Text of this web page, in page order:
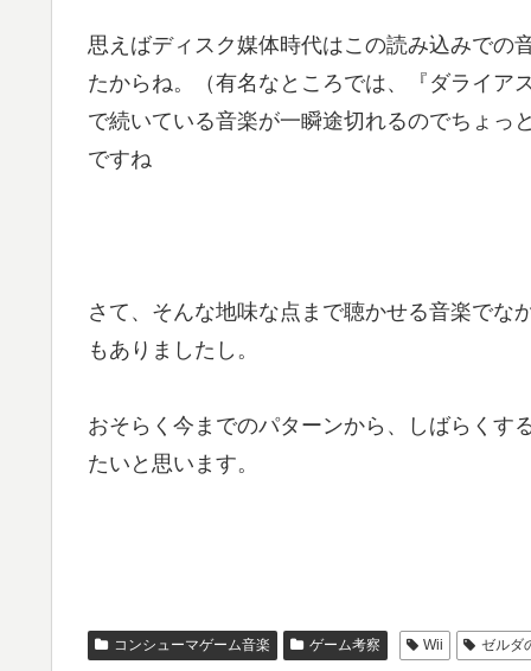
思えばディスク媒体時代はこの読み込みでの
たからね。（有名なところでは、『ダライア
で続いている音楽が一瞬途切れるのでちょっ
ですね
さて、そんな地味な点まで聴かせる音楽でな
もありましたし。
おそらく今までのパターンから、しばらくす
たいと思います。
コンシューマゲーム音楽 ゲーム考察 Wii ゼルダ